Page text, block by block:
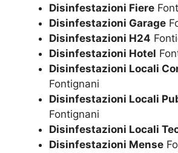
Disinfestazioni Fiere
Disinfestazioni Garage
Disinfestazioni H24
Disinfestazioni Hotel
Disinfestazioni Locali
Fontignani
Disinfestazioni Locali
Fontignani
Disinfestazioni Locali
Disinfestazioni Mense